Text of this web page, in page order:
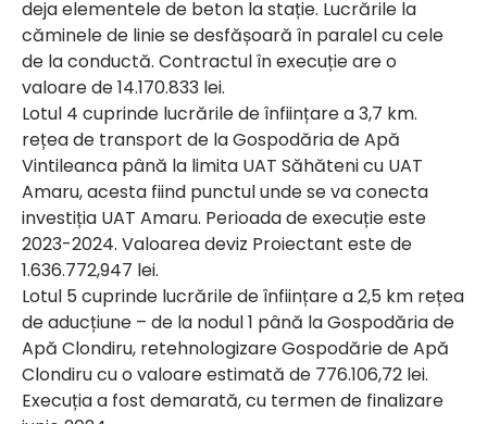
deja elementele de beton la stație. Lucrările la
căminele de linie se desfășoară în paralel cu cele
de la conductă. Contractul în execuție are o
valoare de 14.170.833 lei.
Lotul 4 cuprinde lucrările de înființare a 3,7 km.
rețea de transport de la Gospodăria de Apă
Vintileanca până la limita UAT Săhăteni cu UAT
Amaru, acesta fiind punctul unde se va conecta
investiția UAT Amaru. Perioada de execuție este
2023-2024. Valoarea deviz Proiectant este de
1.636.772,947 lei.
Lotul 5 cuprinde lucrările de înființare a 2,5 km rețea
de aducțiune – de la nodul 1 până la Gospodăria de
Apă Clondiru, retehnologizare Gospodărie de Apă
Clondiru cu o valoare estimată de 776.106,72 lei.
Execuția a fost demarată, cu termen de finalizare